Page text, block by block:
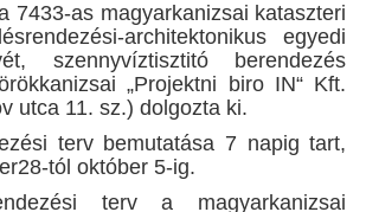
7433-as magyarkanizsai kataszteri
architektonikus egyedi
szennyvíztisztitó berendezés
„Projektni biro IN“ Kft.
utca 11. sz.) dolgozta ki.
terv bemutatása 7 napig tart,
tól október 5-ig.
terv a magyarkanizsai